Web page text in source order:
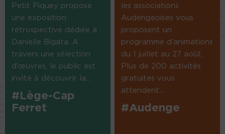
Petit Piquey propose
une exposition
rétrospective dédiée à
Danielle Bigata. A
travers une sélection
d’œuvres, le public est
invité à découvrir la...
#Lège-Cap
Ferret
les associations
Audengeoises vous
proposent un
programme d’animations
du 1 juillet au 27 août.
Plus de 200 activités
gratuites vous
attendent....
#Audenge